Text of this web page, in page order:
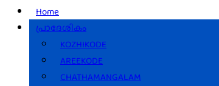
Home
പ്രാദേശികം
KOZHIKODE
AREEKODE
CHATHAMANGALAM